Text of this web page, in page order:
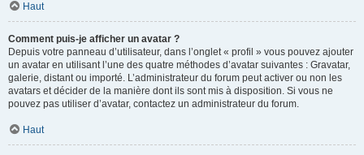
Haut
Comment puis-je afficher un avatar ?
Depuis votre panneau d’utilisateur, dans l’onglet « profil » vous pouvez ajouter
un avatar en utilisant l’une des quatre méthodes d’avatar suivantes : Gravatar,
galerie, distant ou importé. L’administrateur du forum peut activer ou non les
avatars et décider de la manière dont ils sont mis à disposition. Si vous ne
pouvez pas utiliser d’avatar, contactez un administrateur du forum.
Haut